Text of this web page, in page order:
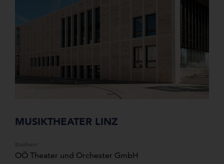
MUSIKTHEATER LINZ
OÖ Theater und Orchester GmbH